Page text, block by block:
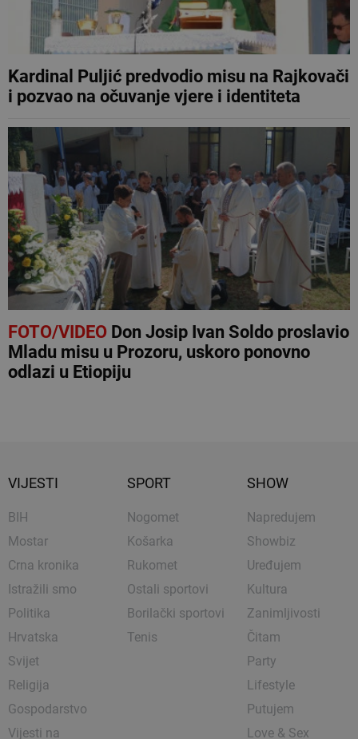
Kardinal Puljić predvodio misu na Rajkovači
i pozvao na očuvanje vjere i identiteta
FOTO/VIDEODon Josip Ivan Soldo proslavio
Mladu misu u Prozoru, uskoro ponovno
odlazi u Etiopiju
VIJESTI
BIH
Mostar
Crna kronika
Istražili smo
Politika
Hrvatska
Svijet
Religija
Gospodarstvo
Vijesti na
SPORT
Nogomet
Košarka
Rukomet
Ostali sportovi
Borilački sportovi
Tenis
SHOW
Napredujem
Showbiz
Uređujem
Kultura
Zanimljivosti
Čitam
Party
Lifestyle
Putujem
Love & Sex